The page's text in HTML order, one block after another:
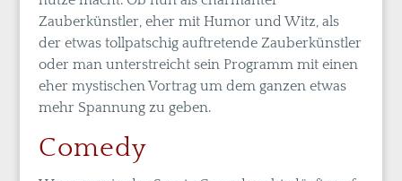
Zauberkünstler, eher mit Humor und Witz, als
der etwas tollpatschig auftretende Zauberkünstler
oder man unterstreicht sein Programm mit einen
eher mystischen Vortrag um dem ganzen etwas
mehr Spannung zu geben.
Comedy